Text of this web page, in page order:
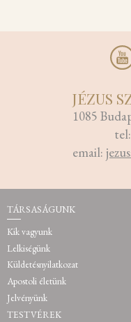
JÉZUS
1085
email:
TÁRSASÁGUNK
Kik vagyunk
Lelkiségünk
Küldetésnyilatkozat
Apostoli életünk
Jelvényünk
TESTVÉREK